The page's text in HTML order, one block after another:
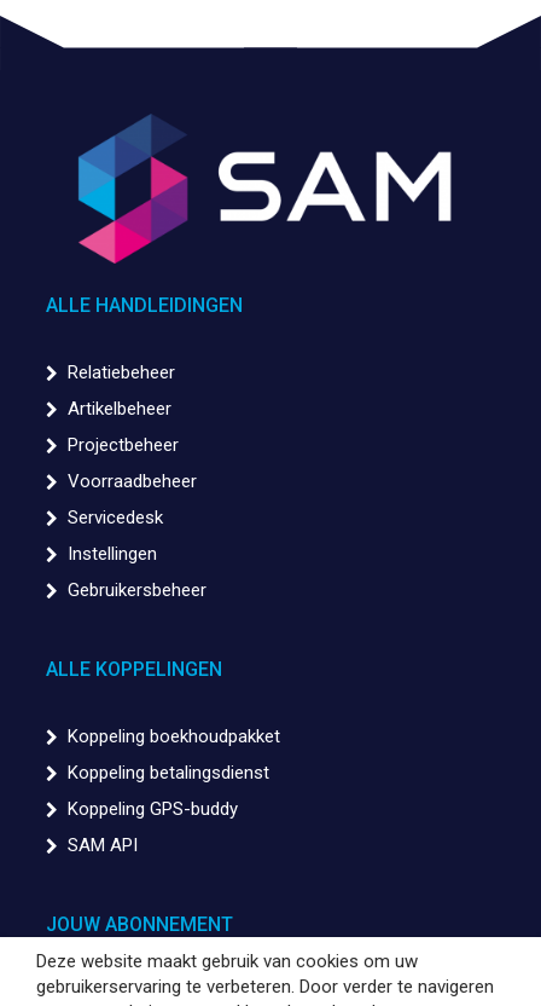
ALLE HANDLEIDINGEN
Relatiebeheer
Artikelbeheer
Projectbeheer
Voorraadbeheer
Servicedesk
Instellingen
Gebruikersbeheer
ALLE KOPPELINGEN
Koppeling boekhoudpakket
Koppeling betalingsdienst
Koppeling GPS-buddy
SAM API
JOUW ABONNEMENT
Factuurgegevens
Deze website maakt gebruik van cookies om uw
gebruikerservaring te verbeteren. Door verder te navigeren